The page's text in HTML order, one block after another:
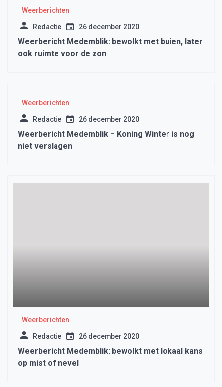
Weerberichten
Redactie 26 december 2020
Weerbericht Medemblik: bewolkt met buien, later
ook ruimte voor de zon
Weerberichten
Redactie 26 december 2020
Weerbericht Medemblik – Koning Winter is nog
niet verslagen
Weerberichten
Redactie 26 december 2020
Weerbericht Medemblik: bewolkt met lokaal kans
op mist of nevel